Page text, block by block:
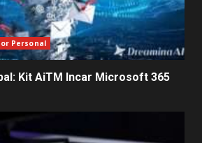
Personal
Kit AiTM Incar Microsoft 365